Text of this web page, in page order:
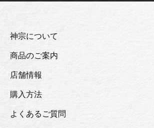
神宗について
商品のご案内
店舗情報
購入方法
よくあるご質問